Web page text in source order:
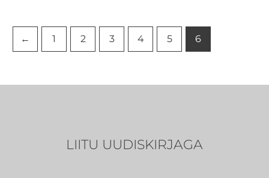
← 1 2 3 4 5 6
LIITU UUDISKIRJAGA